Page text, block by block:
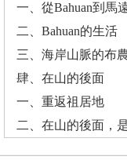
一、從Bahuan到馬
二、Bahuan的生活
三、海岸山脈的布
肆、在山的後面
一、重返祖居地
二、在山的後面，